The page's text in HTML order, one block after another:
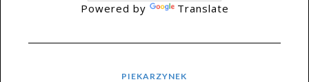
Powered by Translate
PIEKARZYNEK